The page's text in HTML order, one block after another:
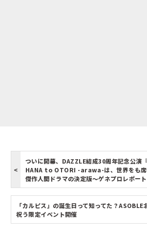
ついに開幕、DAZZLE結成30周年記念公演
HANA to OTORI -arawa-は、世界をも席
傑作人間ドラマの決定版～ゲネプロレポート
「カルピス」の誕生日って知ってた？ASOBLE
祝う限定イベント開催